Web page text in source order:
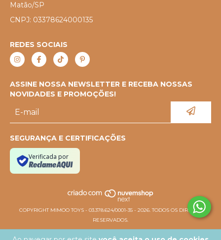
Matão/SP
CNPJ: 03378624000135
REDES SOCIAIS
ASSINE NOSSA NEWSLETTER E RECEBA NOSSAS
NOVIDADES E PROMOÇÕES!
SEGURANÇA E CERTIFICAÇÕES
Verificada por
COPYRIGHT MIMOO TOYS - 03.378.624/0001-35 - 2026. TODOS OS DIREITOS
RESERVADOS.